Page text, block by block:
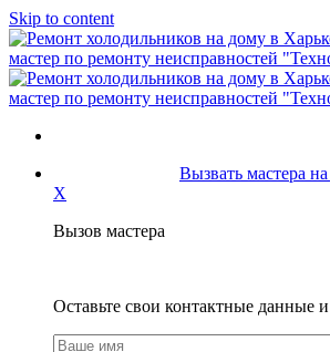
Skip to content
Вызвать мастера
X
Вызов мастера
Оставьте свои контактные данные